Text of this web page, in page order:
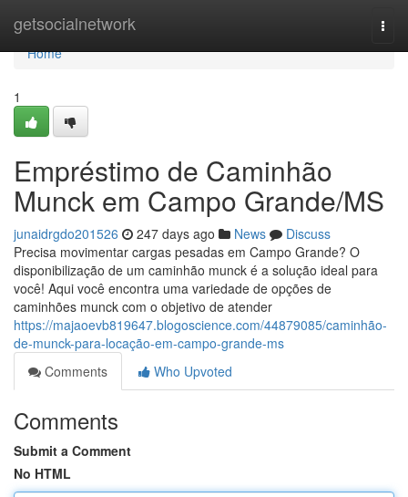
getsocialnetwork
Home
Home
1
Empréstimo de Caminhão
Munck em Campo Grande/MS
junaidrgdo201526 247 days ago News
Discuss
Precisa movimentar cargas pesadas em Campo Grande? O
disponibilização de um caminhão munck é a solução ideal para
você! Aqui você encontra uma variedade de opções de
caminhões munck com o objetivo de atender
https://majaoevb819647.blogoscience.com/44879085/caminhão-
de-munck-para-locação-em-campo-grande-ms
Comments
Who Upvoted
Comments
Submit a Comment
No HTML